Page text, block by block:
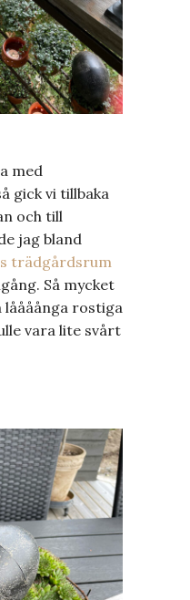
med
gick vi tillbaka
och till
jag bland
trädgårdsrum
Så mycket
låååånga rostiga
vara lite svårt